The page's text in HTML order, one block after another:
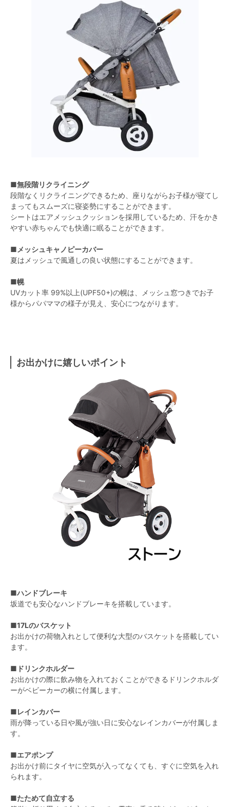
■無段階リクライニング
段階なくリクライニングできるため、座りながらお子様が寝てし
まってもスムーズに寝姿勢にすることができます。
シートはエアメッシュクッションを採用しているため、汗をかき
やすい赤ちゃんでも快適に眠ることができます。
■メッシュキャノピーカバー
夏はメッシュで風通しの良い状態にすることができます。
■幌
UVカット率 99%以上(UPF50+)の幌は、メッシュ窓つきでお子
様からパパママの様子が見え、安心につながります。
お出かけに嬉しいポイント
■ハンドブレーキ
坂道でも安心なハンドブレーキを搭載しています。
■17Lのバスケット
お出かけの荷物入れとして便利な大型のバスケットを搭載してい
ます。
■ドリンクホルダー
お出かけの際に飲み物を入れておくことができるドリンクホルダ
ーがベビーカーの横に付属します。
■レインカバー
雨が降っている日や風が強い日に安心なレインカバーが付属しま
す。
■エアポンプ
お出かけ前にタイヤに空気が入ってなくても、すぐに空気を入れ
られます。
■たためて自立する